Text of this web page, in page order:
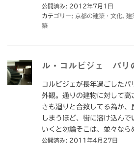
公開済み: 2012年7月1日
カテゴリー: 京都の建築・文化 建
築
ル・コルビジェ パリ
コルビジェが長年過ごしたパ
外観。通りの建物に対して高
さも廻りと合致してる為か、
しまうほど、街に溶け込んで
いくと勿論そこは、並々な
公開済み: 2011年4月27日